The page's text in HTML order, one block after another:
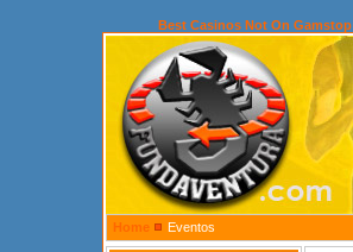
Best Casinos Not On Gamstop
Home Eventos